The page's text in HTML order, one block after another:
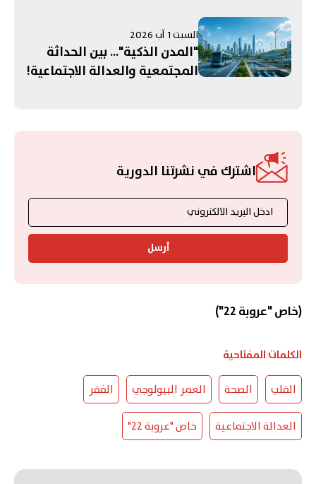
السبت 1 آب 2026
"المدن الذكية"... بين الحداثة
المجتمعية والعدالة الاجتماعية!
اشترك في نشرتنا الدورية
أرسل
(خاص "عروبة 22")
الكلمات المفتاحية
القلب الصحة العمر البيولوجي الفقر
العدالة الاجتماعية خاص "عروبة 22"